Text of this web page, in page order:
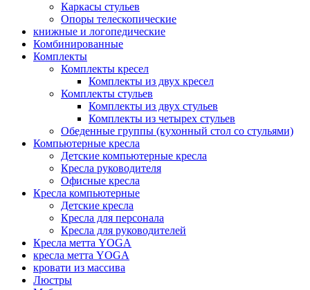
Каркасы стульев
Опоры телескопические
книжные и логопедические
Комбинированные
Комплекты
Комплекты кресел
Комплекты из двух кресел
Комплекты стульев
Комплекты из двух стульев
Комплекты из четырех стульев
Обеденные группы (кухонный стол со стульями)
Компьютерные кресла
Детские компьютерные кресла
Кресла руководителя
Офисные кресла
Кресла компьютерные
Детские кресла
Кресла для персонала
Кресла для руководителей
Кресла метта YOGA
кресла метта YOGA
кровати из массива
Люстры